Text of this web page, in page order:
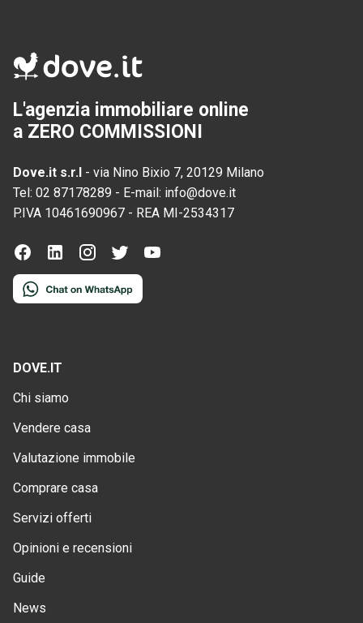
L'agenzia immobiliare online
a ZERO COMMISSIONI
Dove.it s.r.l - via Nino Bixio 7, 20129 Milano
Tel: 02 87178289 - E-mail: info@dove.it
P.IVA 10461690967 - REA MI-2534317
DOVE.IT
Chi siamo
Vendere casa
Valutazione immobile
Comprare casa
Servizi offerti
Opinioni e recensioni
Guide
News